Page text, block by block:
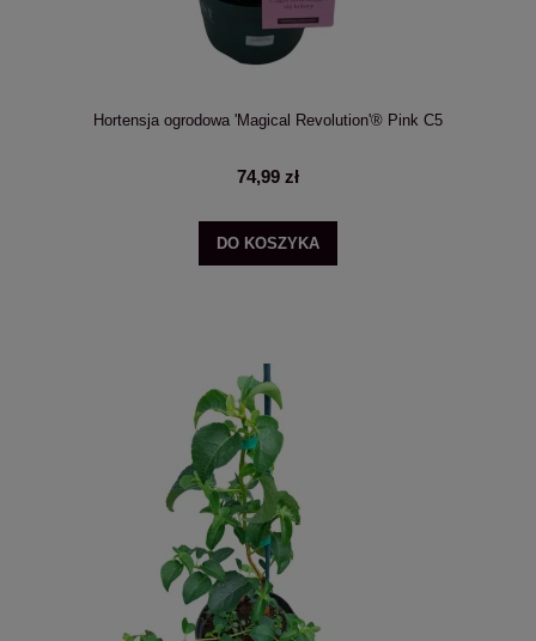
Hortensja ogrodowa 'Magical Revolution'® Pink C5
74,99 zł
DO KOSZYKA